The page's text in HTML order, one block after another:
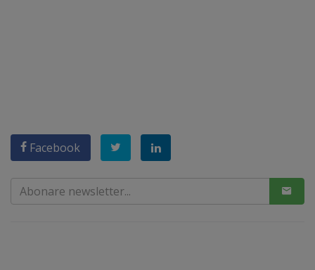
Facebook